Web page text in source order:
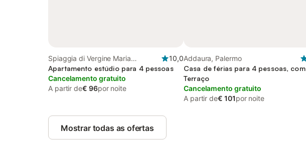
Spiaggia di Vergine Maria
(Palermo), Palermo
10,0
Apartamento estúdio para 4 pessoas
Cancelamento gratuito
A partir de€ 96por noite
Addaura, Palermo
Casa de férias para 4 pessoas, com
Terraço
Cancelamento gratuito
A partir de€ 101por noite
Mostrar todas as ofertas